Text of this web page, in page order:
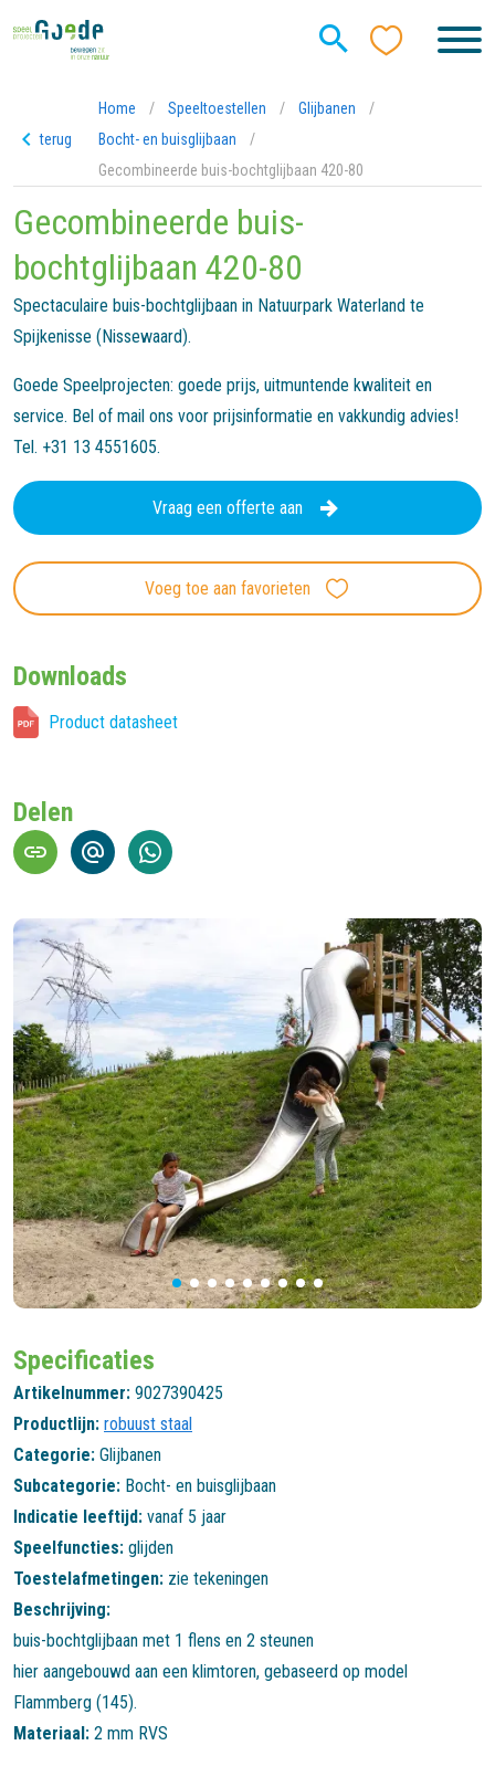
terug
Home / Speeltoestellen / Glijbanen
/
Bocht- en buisglijbaan
/
Gecombineerde buis-bochtglijbaan 420-80
Specificaties
Artikelnummer: 9027390425
Productlijn: robuust staal
Categorie: Glijbanen
Subcategorie: Bocht- en buisglijbaan
Indicatie leeftijd: vanaf 5 jaar
Speelfuncties: glijden
Toestelafmetingen: zie tekeningen
Beschrijving:
buis-bochtglijbaan met 1 flens en 2 steunen
hier aangebouwd aan een klimtoren, gebaseerd op model
Flammberg (145).
Materiaal: 2 mm RVS
Gecombineerde buis-
bochtglijbaan 420-80
Spectaculaire buis-bochtglijbaan in Natuurpark Waterland te
Spijkenisse (Nissewaard).
Goede Speelprojecten: goede prijs, uitmuntende kwaliteit en
service. Bel of mail ons voor prijsinformatie en vakkundig advies!
Tel. +31 13 4551605.
Vraag een offerte aan
Voeg toe aan favorieten
Downloads
Product datasheet
Delen